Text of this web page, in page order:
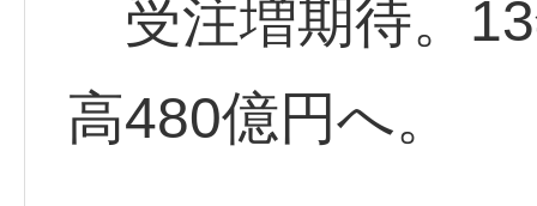
受注増期待。
高480億円へ。